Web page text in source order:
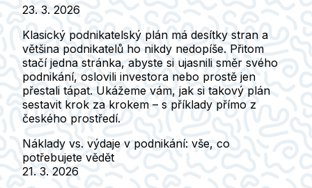
23. 3. 2026
Klasický podnikatelský plán má desítky stran a
většina podnikatelů ho nikdy nedopíše. Přitom
stačí jedna stránka, abyste si ujasnili směr svého
podnikání, oslovili investora nebo prostě jen
přestali tápat. Ukážeme vám, jak si takový plán
sestavit krok za krokem – s příklady přímo z
českého prostředí.
Náklady vs. výdaje v podnikání: vše, co
potřebujete vědět
21. 3. 2026